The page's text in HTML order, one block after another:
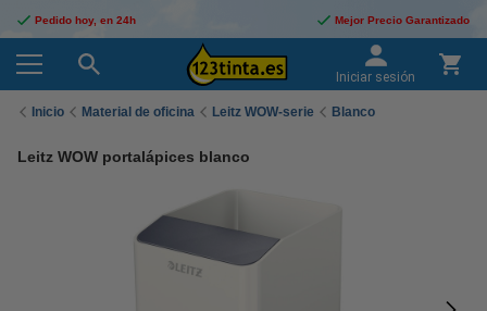
Pedido hoy, en 24h Mejor Precio Garantizado
Iniciar sesión
Inicio Material de oficina Leitz WOW-serie Blanco
Leitz WOW portalápices blanco